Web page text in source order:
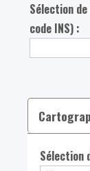
Sélection
code INS) :
Sélection